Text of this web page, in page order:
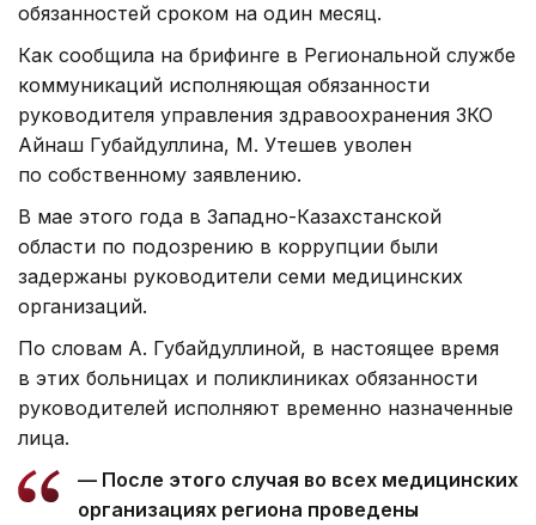
обязанностей сроком на один месяц.
Как сообщила на брифинге в Региональной службе
коммуникаций исполняющая обязанности
руководителя управления здравоохранения ЗКО
Айнаш Губайдуллина, М. Утешев уволен
по собственному заявлению.
В мае этого года в Западно-Казахстанской
области по подозрению в коррупции были
задержаны руководители семи медицинских
организаций.
По словам А. Губайдуллиной, в настоящее время
в этих больницах и поликлиниках обязанности
руководителей исполняют временно назначенные
лица.
— После этого случая во всех медицинских
организациях региона проведены